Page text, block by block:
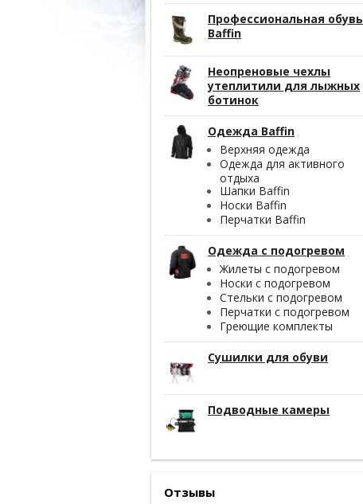
Профессиональная обувь
Baffin
Неопреновые чехлы
утеплитили для лыжных
ботинок
Одежда Baffin
Верхняя одежда
Одежда для активного
отдыха
Шапки Baffin
Носки Baffin
Перчатки Baffin
Одежда с подогревом
Жилеты с подогревом
Носки с подогревом
Стельки с подогревом
Перчатки с подогревом
Греющие комплекты
Сушилки для обуви
Подводные камеры
Отзывы